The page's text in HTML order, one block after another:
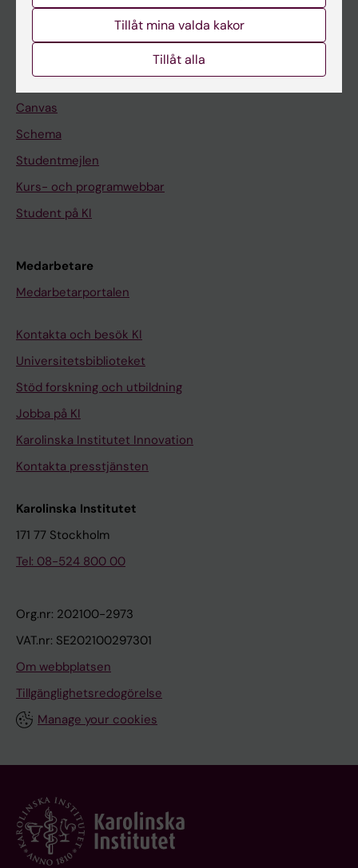
Kalender
Ladok
Canvas
Schema
Studentmejlen
Kurs- och programwebbar
Student på KI
Medarbetare
Medarbetarportalen
Kontakta och besök KI
Universitetsbiblioteket
Stöd forskning och utbildning
Jobba på KI
Karolinska Institutet Innovation
Kontakta presstjänsten
Karolinska Institutet
171 77 Stockholm
Tel: 08-524 800 00
Org.nr: 202100-2973
VAT.nr: SE202100297301
Om webbplatsen
Tillgänglighetsredogörelse
Manage your cookies
Tillåt mina valda kakor
Tillåt alla